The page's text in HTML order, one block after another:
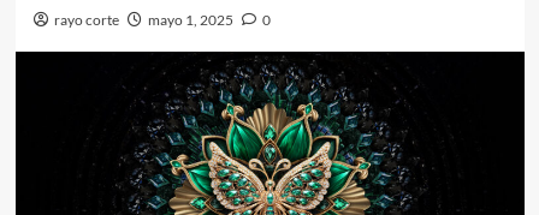
rayo corte mayo 1, 2025 0